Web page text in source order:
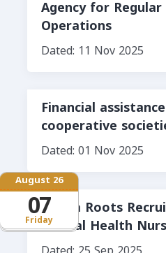
Friday
August 26
07
Agency for
Operations
Dated: 11 Nov 2025
Financial
cooperative
Dated: 01 Nov 2025
Norka Roots
Mental Health